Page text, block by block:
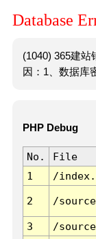
Database
(1040) 365建站
因：1、数据库
PHP Debug
No. File
1
/
2 /
3 /